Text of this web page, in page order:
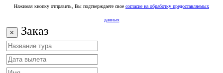
Нажимая кнопку отправить, Вы подтверждаете свое согласие на обработку предоставляемых
данных
× Заказ